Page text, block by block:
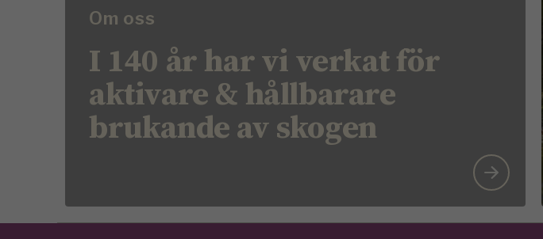
Om oss
I 140 år har vi verkat för
aktivare & hållbarare
brukande av skogen